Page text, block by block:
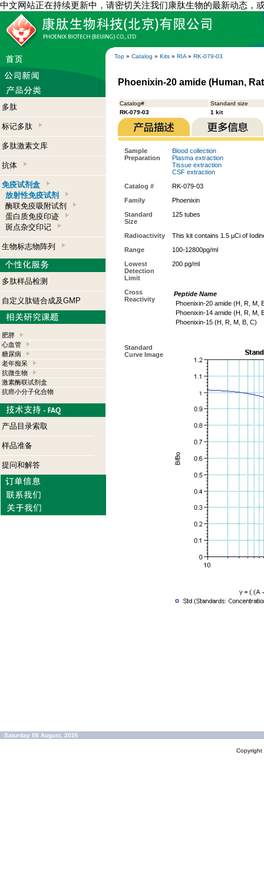
中文网站正在持续更新中，请密切关注我们康肽生物的最新动态，
Top » Catalog » Kits » RIA » RK-079-03
多肽
标记多肽
多肽激素文库
抗体
免疫试剂盒
放射性免疫试剂
酶联免疫吸附试剂
蛋白质免疫印迹
斑点杂交印记
生物标志物阵列
多肽样品检测
自定义肽链合成及GMP
肥胖
心血管
糖尿病
老年痴呆
抗微生物
激素酶联试剂盒
抗癌小分子化合物
产品目录索取
样品准备
提问和解答
Phoenixin-20 amide (Human,
Catalog#
Standard size
RK-079-03
1 kit
Sample
Preparation
Blood collection
Plasma extraction
Tissue extraction
CSF extraction
Catalog #
RK-079-03
Family
Phoenixin
Standard
Size
125 tubes
Radioactivity
This kit contains 1.5 µCi of
Range
100-12800pg/ml
Lowest
Detection
Limit
200 pg/ml
Cross
Reactivity
Peptide Name
Phoenixin-20 amide (H, R, M,
Phoenixin-14 amide (H, R, M,
Phoenixin-15 (H, R, M, B, C)
Standard
Curve Image
Saturday 08 August, 2026